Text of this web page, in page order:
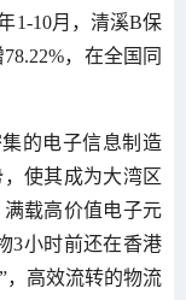
1-10月，清溪B保
，在全国同
的电子信息制造
使其成为大湾区
载高价值电子元
3小时前还在香港
，高效流转的物流